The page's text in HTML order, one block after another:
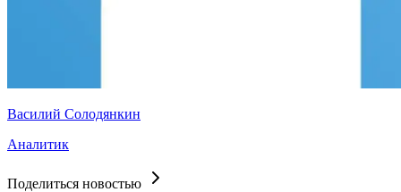
Василий Солодянкин
Аналитик
Поделиться новостью